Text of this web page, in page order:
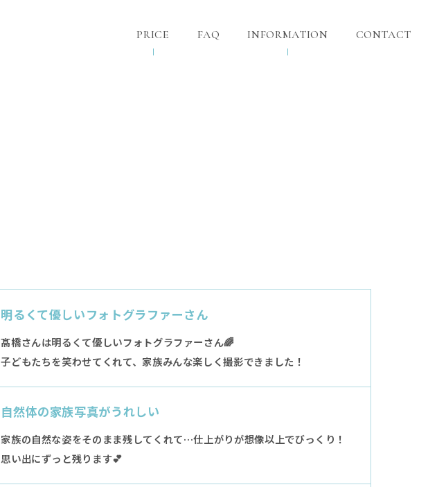
PRICE FAQ INFORMATION CONTACT
明るくて優しいフォトグラファーさん
髙橋さんは明るくて優しいフォトグラファーさん🌈
子どもたちを笑わせてくれて、家族みんな楽しく撮影できました！
自然体の家族写真がうれしい
家族の自然な姿をそのまま残してくれて…仕上がりが想像以上でびっくり！
思い出にずっと残ります💕